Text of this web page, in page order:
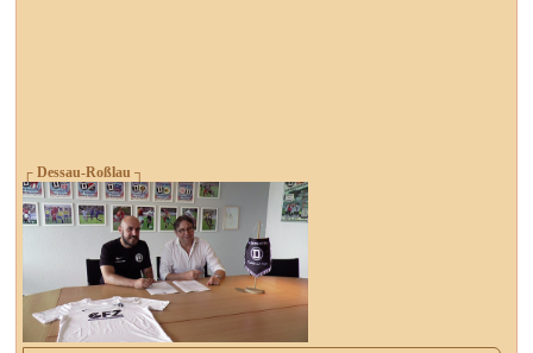
┌ Dessau-Roßlau ┐